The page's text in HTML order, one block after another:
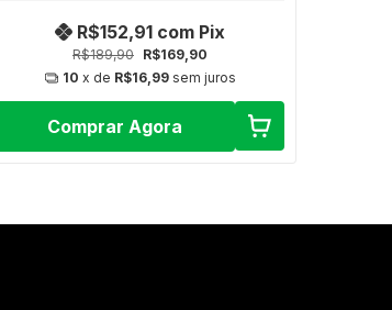
R$189,90 R$169,90
R$152,91 com Pix
10 x de R$16,99 sem juros
Comprar Agora